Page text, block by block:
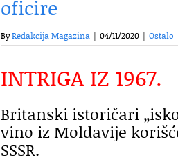
oficire
ByRedakcija Magazina | 04/11/2020 | Ostalo
INTRIGA IZ 1967.
Britanski istoričari
vino iz Moldavije
SSSR.